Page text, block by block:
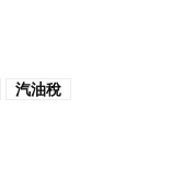
汽油稅